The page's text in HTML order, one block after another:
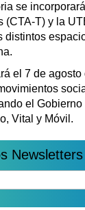
se
(CTA-T) y la
distintos
el 7 de
el
Vital y Móvil.